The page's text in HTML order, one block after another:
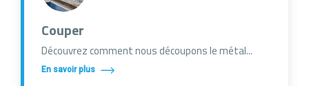
Couper
Découvrez comment nous découpons le métal...
En savoir plus